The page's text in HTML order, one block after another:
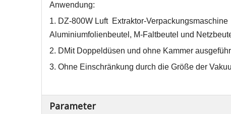
Anwendung:
1. DZ-800W LuftExtraktor-Verpackungsmaschine
Aluminiumfolienbeutel, M-Faltbeutel und
2. DMit Doppeldüsen und ohne Kammer
3. Ohne Einschränkung durch die Größe der
Parameter